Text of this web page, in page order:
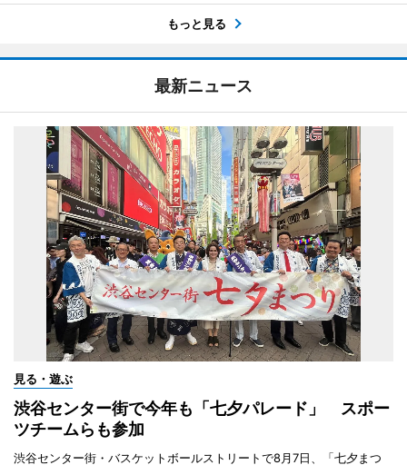
もっと見る
最新ニュース
見る・遊ぶ
渋谷センター街で今年も「七夕パレード」 スポー
ツチームらも参加
渋谷センター街・バスケットボールストリートで8月7日、「七夕まつ